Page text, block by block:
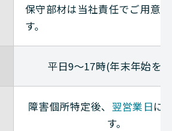
保守部材は当社責任でご用意
す。
平日9～17時(年末年始を
障害個所特定後、 翌営業日に
す。